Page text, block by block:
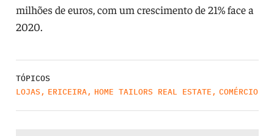
milhões de euros, com um crescimento de 21% face a
2020.
TÓPICOS
LOJAS , ERICEIRA, HOME TAILORS REAL ESTATE , COMÉRCIO